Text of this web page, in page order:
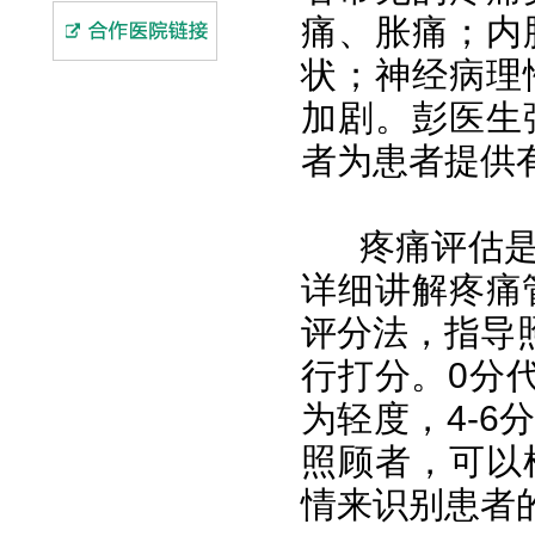
痛、胀痛；
状；神经病
加剧。彭医
者为患者提供
疼痛评估
详细讲解疼痛
评分法，指导
行打分。0分
为轻度，4-6
照顾者，可
情来识别患者